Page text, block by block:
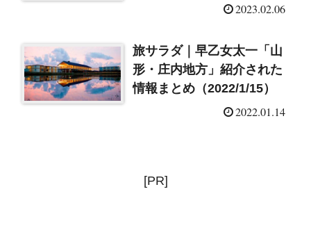
2023.02.06
旅サラダ｜早乙女太一「山
形・庄内地方」紹介された
情報まとめ（2022/1/15）
2022.01.14
[PR]